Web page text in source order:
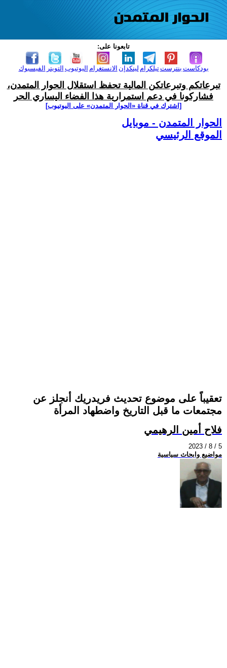
تابعونا على:
الفيسبوك التويتر اليوتيوب الانستغرام لينكدإن تيلكرامبنترست بودكاست
تبرعاتكم وتبرعاتكن المالية تحفظ استقلال الحوار المتمدن،
فشاركونا في دعم استمرارية هذا الفضاء اليساري الحر
[اشترك في قناة ‫«الحوار المتمدن» على اليوتيوب]
الحوار المتمدن - موبايل
الموقع الرئيسي
تعقيباً على موضوع تحديث فريدريك أنجلز عن
مجتمعات ما قبل التاريخ واضطهاد المرأة
فلاح أمين الرهيمي
2023 / 8 / 5
مواضيع وابحاث سياسية